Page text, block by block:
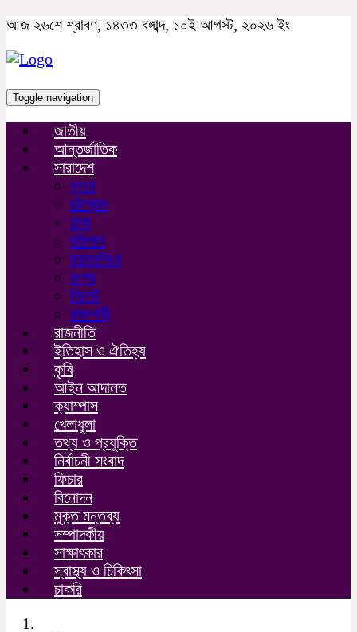
আজ ২৬শে শ্রাবণ, ১৪৩৩ বঙ্গাব্দ, ১০ই আগস্ট, ২০২৬ ইং
Toggle navigation
জাতীয়
আন্তর্জাতিক
সারাদেশ
খুলনা
চট্টগ্রাম
ঢাকা
বরিশাল
ময়মনসিংহ
রংপুর
সিলেট
রাজশাহী
রাজনীতি
ইতিহাস ও ঐতিহ্য
কৃষি
আইন আদালত
ক্যাম্পাস
খেলাধুলা
তথ্য ও প্রযুক্তি
নির্বাচনী সংবাদ
ফিচার
বিনোদন
মুক্ত মন্তব্য
সম্পাদকীয়
সাক্ষাৎকার
স্বাস্থ্য ও চিকিৎসা
চাকরি